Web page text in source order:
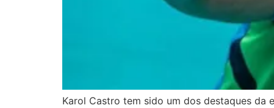
Karol Castro tem sido um dos destaques da